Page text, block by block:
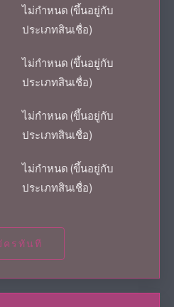
ไม่กำหนด (ขึ้นอยู่กับ
ประเภทสินเชื่อ)
ไม่กำหนด (ขึ้นอยู่กับ
ประเภทสินเชื่อ)
ไม่กำหนด (ขึ้นอยู่กับ
ประเภทสินเชื่อ)
ไม่กำหนด (ขึ้นอยู่กับ
ประเภทสินเชื่อ)
ครทันที